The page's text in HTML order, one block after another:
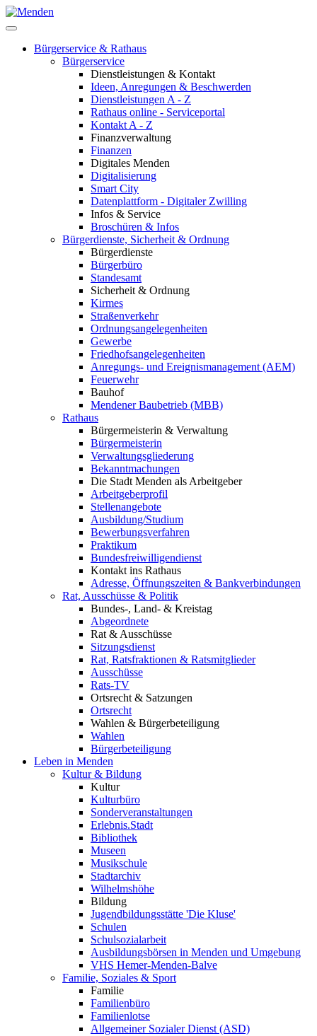
Bürgerservice & Rathaus
Bürgerservice
Dienstleistungen & Kontakt
Ideen, Anregungen & Beschwerden
Dienstleistungen A - Z
Rathaus online - Serviceportal
Kontakt A - Z
Finanzverwaltung
Finanzen
Digitales Menden
Digitalisierung
Smart City
Datenplattform - Digitaler Zwilling
Infos & Service
Broschüren & Infos
Bürgerdienste, Sicherheit & Ordnung
Bürgerdienste
Bürgerbüro
Standesamt
Sicherheit & Ordnung
Kirmes
Straßenverkehr
Ordnungsangelegenheiten
Gewerbe
Friedhofsangelegenheiten
Anregungs- und Ereignismanagement (AEM)
Feuerwehr
Bauhof
Mendener Baubetrieb (MBB)
Rathaus
Bürgermeisterin & Verwaltung
Bürgermeisterin
Verwaltungsgliederung
Bekanntmachungen
Die Stadt Menden als Arbeitgeber
Arbeitgeberprofil
Stellenangebote
Ausbildung/Studium
Bewerbungsverfahren
Praktikum
Bundesfreiwilligendienst
Kontakt ins Rathaus
Adresse, Öffnungszeiten & Bankverbindungen
Rat, Ausschüsse & Politik
Bundes-, Land- & Kreistag
Abgeordnete
Rat & Ausschüsse
Sitzungsdienst
Rat, Ratsfraktionen & Ratsmitglieder
Ausschüsse
Rats-TV
Ortsrecht & Satzungen
Ortsrecht
Wahlen & Bürgerbeteiligung
Wahlen
Bürgerbeteiligung
Leben in Menden
Kultur & Bildung
Kultur
Kulturbüro
Sonderveranstaltungen
Erlebnis.Stadt
Bibliothek
Museen
Musikschule
Stadtarchiv
Wilhelmshöhe
Bildung
Jugendbildungsstätte 'Die Kluse'
Schulen
Schulsozialarbeit
Ausbildungsbörsen in Menden und Umgebung
VHS Hemer-Menden-Balve
Familie, Soziales & Sport
Familie
Familienbüro
Familienlotse
Allgemeiner Sozialer Dienst (ASD)